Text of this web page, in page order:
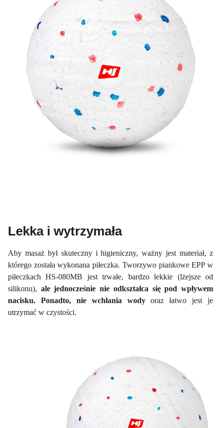
Lekka i wytrzymała
Aby masaż był skuteczny i higieniczny, ważny jest materiał, z
którego została wykonana piłeczka. Tworzywo piankowe EPP w
piłeczkach HS-080MB jest trwałe, bardzo lekkie (lżejsze od
silikonu), ale jednocześnie nie odkształca się pod wpływem
nacisku. Ponadto, nie wchłania wodyoraz łatwo jest je
utrzymać w czystości.